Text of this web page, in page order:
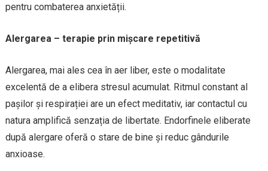
pentru combaterea anxietății.
Alergarea – terapie prin mișcare repetitivă
Alergarea, mai ales cea în aer liber, este o modalitate
excelentă de a elibera stresul acumulat. Ritmul constant al
pașilor și respirației are un efect meditativ, iar contactul cu
natura amplifică senzația de libertate. Endorfinele eliberate
după alergare oferă o stare de bine și reduc gândurile
anxioase.